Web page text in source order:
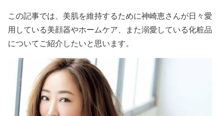
この記事では、美肌を維持するために神崎恵さんが日々愛
用している美顔器やホームケア、また溺愛している化粧品
についてご紹介したいと思います。